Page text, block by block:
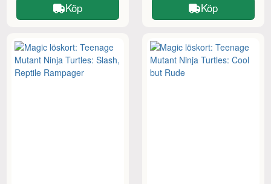
Köp Köp